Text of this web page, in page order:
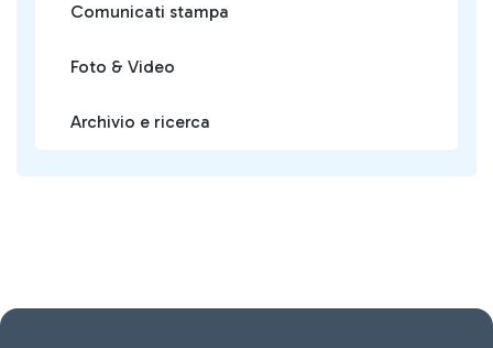
Comunicati stampa
Foto & Video
Archivio e ricerca